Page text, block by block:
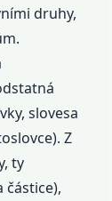
druhy,
slovesa
Z
ty
částice),